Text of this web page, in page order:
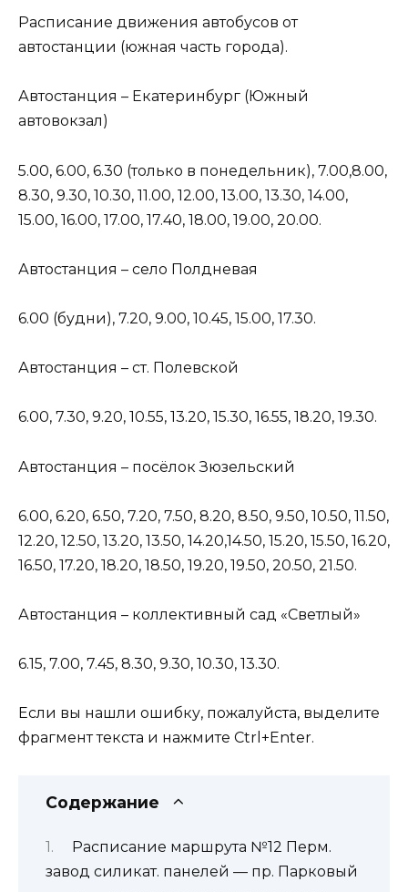
Расписание движения автобусов от
автостанции (южная часть города).
Автостанция – Екатеринбург (Южный
автовокзал)
5.00, 6.00, 6.30 (только в понедельник), 7.00,8.00,
8.30, 9.30, 10.30, 11.00, 12.00, 13.00, 13.30, 14.00,
15.00, 16.00, 17.00, 17.40, 18.00, 19.00, 20.00.
Автостанция – село Полдневая
6.00 (будни), 7.20, 9.00, 10.45, 15.00, 17.30.
Автостанция – ст. Полевской
6.00, 7.30, 9.20, 10.55, 13.20, 15.30, 16.55, 18.20, 19.30.
Автостанция – посёлок Зюзельский
6.00, 6.20, 6.50, 7.20, 7.50, 8.20, 8.50, 9.50, 10.50, 11.50,
12.20, 12.50, 13.20, 13.50, 14.20,14.50, 15.20, 15.50, 16.20,
16.50, 17.20, 18.20, 18.50, 19.20, 19.50, 20.50, 21.50.
Автостанция – коллективный сад «Светлый»
6.15, 7.00, 7.45, 8.30, 9.30, 10.30, 13.30.
Если вы нашли ошибку, пожалуйста, выделите
фрагмент текста и нажмите Ctrl+Enter.
Содержание
Расписание маршрута №12 Перм.
завод силикат. панелей — пр. Парковый